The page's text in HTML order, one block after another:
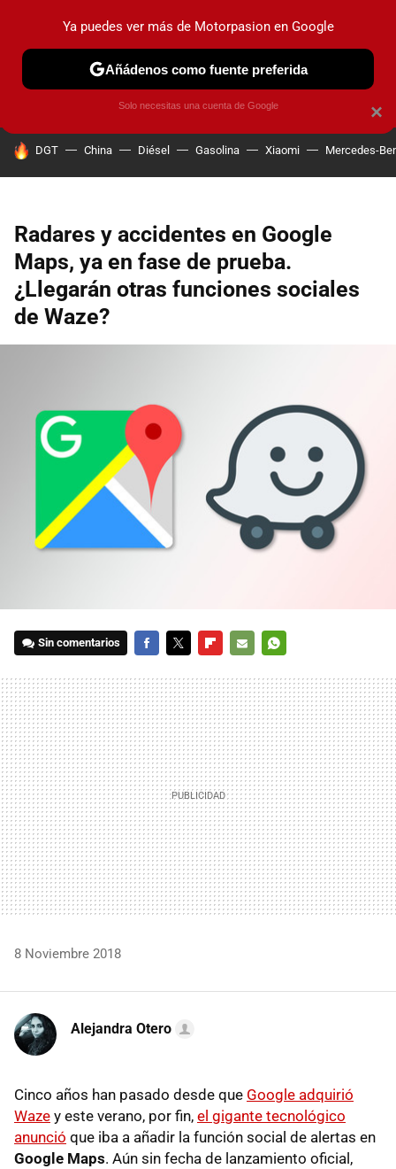
PRUEBAS COCHES ELÉCTRICOS OBSERVATORIO
HOY SE HABLA DE
DGT China Diésel Gasolina Xiaomi Mercedes-
Radares y accidentes en Google
Maps, ya en fase de prueba.
¿Llegarán otras funciones sociales
de Waze?
Sin comentarios
MAIL
8 Noviembre 2018
Alejandra Otero
Cinco años han pasado desde que Google adquirió
Waze y este verano, por fin, el gigante tecnológico
anunció que iba a añadir la función social de alertas en
Google Maps. Aún sin fecha de lanzamiento oficial,
×
Ya puedes ver más de Motorpasion en Google
Añádenos como fuente preferida
Solo necesitas una cuenta de Google